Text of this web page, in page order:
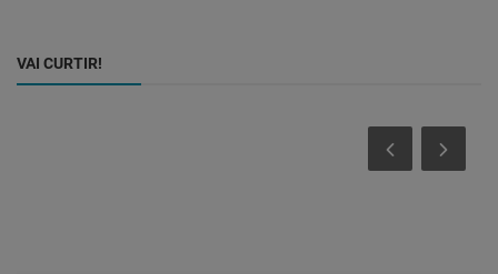
VAI CURTIR!